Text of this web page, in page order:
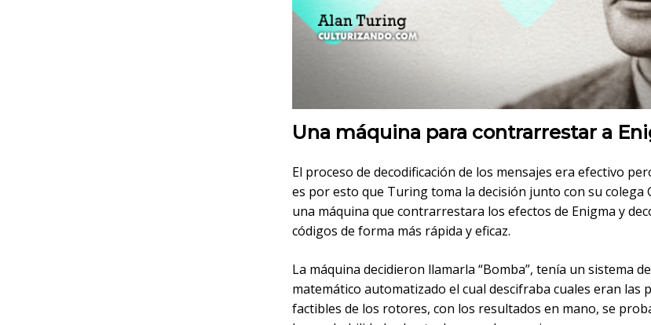
Una máquina para contrarrestar a
El proceso de decodificación de los mensajes era efectivo
es por esto que Turing toma la decisión junto con su colega
una máquina que contrarrestara los efectos de Enigma y
códigos de forma más rápida y eficaz.
La máquina decidieron llamarla “Bomba”, tenía un sistema
matemático automatizado el cual descifraba cuales eran las
factibles de los rotores, con los resultados en mano, se